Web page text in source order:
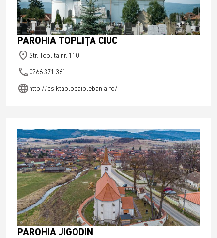
PAROHIA TOPLIȚA CIUC
place Str. Toplita nr. 110
phone 0266 371 361
languagehttp://csiktaplocaiplebania.ro/
PAROHIA JIGODIN